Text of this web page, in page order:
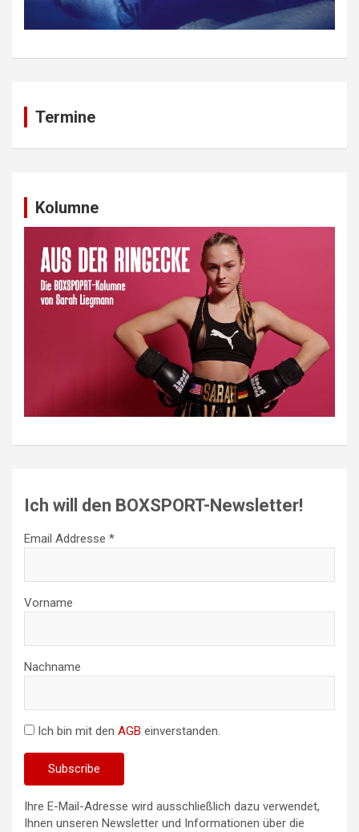
Termine
Kolumne
Ich will den BOXSPORT-Newsletter!
Email Addresse *
Vorname
Nachname
Ich bin mit den AGB einverstanden.
Ihre E-Mail-Adresse wird ausschließlich dazu verwendet,
Ihnen unseren Newsletter und Informationen über die